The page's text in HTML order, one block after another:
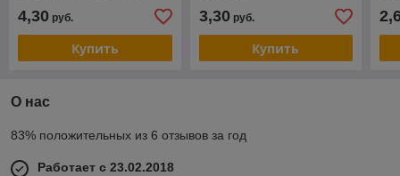
4,30 руб.
Купить
3,30руб.
Купить
О нас
83% положительных из 6 отзывов за год
Работает с 23.02.2018